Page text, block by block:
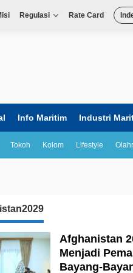
Regulasi Rate Card
Info Maritim Industri
Tokoh Kolom Lifestyle
Afghanistan
Menjadi
Bayang-